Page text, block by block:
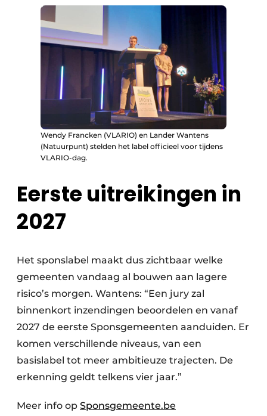
Wendy Francken (VLARIO) en Lander Wantens
(Natuurpunt) stelden het label officieel voor tijdens
VLARIO-dag.
Eerste uitreikingen in
2027
Het sponslabel maakt dus zichtbaar welke
gemeenten vandaag al bouwen aan lagere
risico’s morgen. Wantens: “Een jury zal
binnenkort inzendingen beoordelen en vanaf
2027 de eerste Sponsgemeenten aanduiden. Er
komen verschillende niveaus, van een
basislabel tot meer ambitieuze trajecten. De
erkenning geldt telkens vier jaar.”
Meer info op Sponsgemeente.be